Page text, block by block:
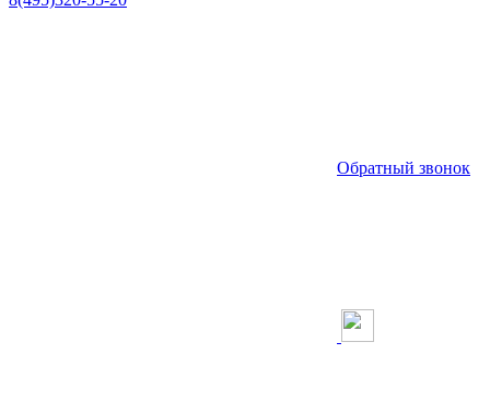
Обратный звонок